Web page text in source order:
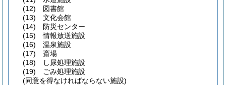
(12)
図書館
(13)
文化会館
(14)
防災センター
(15)
情報放送施設
(16)
温泉施設
(17)
斎場
(18)
し尿処理施設
(19)
ごみ処理施設
(同意を得なければならない施設)